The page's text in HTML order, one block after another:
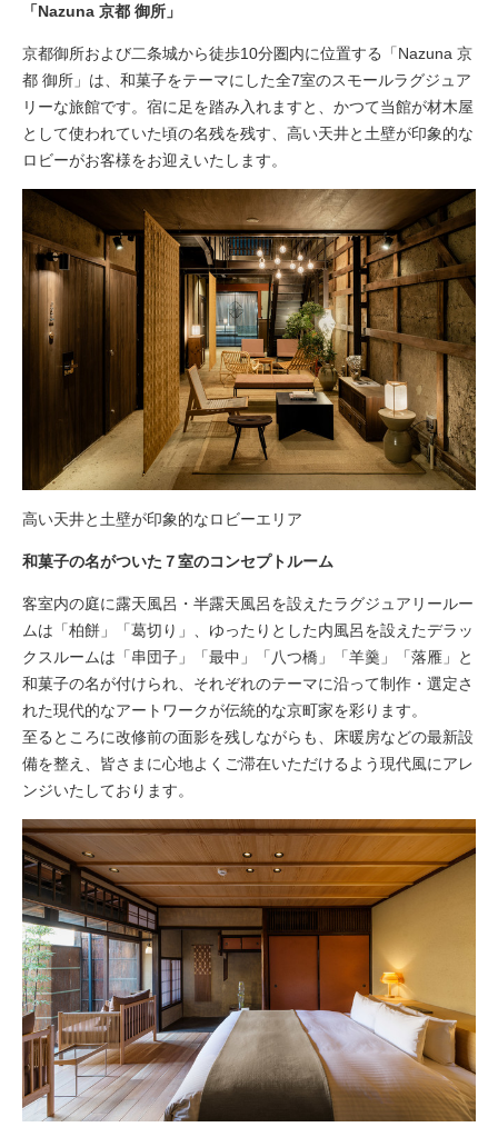
「Nazuna 京都 御所」
京都御所および二条城から徒歩10分圏内に位置する「Nazuna 京
都 御所」は、和菓子をテーマにした全7室のスモールラグジュア
リーな旅館です。宿に足を踏み入れますと、かつて当館が材木屋
として使われていた頃の名残を残す、高い天井と土壁が印象的な
ロビーがお客様をお迎えいたします。
高い天井と土壁が印象的なロビーエリア
和菓子の名がついた７室のコンセプトルーム
客室内の庭に露天風呂・半露天風呂を設えたラグジュアリールー
ムは「柏餅」「葛切り」、ゆったりとした内風呂を設えたデラッ
クスルームは「串団子」「最中」「八つ橋」「羊羹」「落雁」と
和菓子の名が付けられ、それぞれのテーマに沿って制作・選定さ
れた現代的なアートワークが伝統的な京町家を彩ります。
至るところに改修前の面影を残しながらも、床暖房などの最新設
備を整え、皆さまに心地よくご滞在いただけるよう現代風にアレ
ンジいたしております。